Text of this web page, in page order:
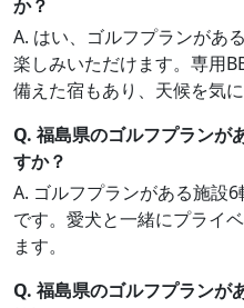
か？
A. はい、ゴルフプランがあ
楽しみいただけます。専用
備えた宿もあり、天候を気に
Q. 福島県のゴルフプランが
すか？
A. ゴルフプランがある施設
です。愛犬と一緒にプライ
ます。
Q. 福島県のゴルフプランが